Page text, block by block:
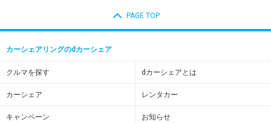
PAGE TOP
カーシェアリングのdカーシェア
クルマを探す dカーシェアとは
カーシェア レンタカー
キャンペーン お知らせ